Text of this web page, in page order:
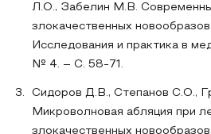
Л.О., Забелин М.В.
злокачественных
Исследования и практика в
№ 4. – С. 58-71.
Сидоров Д.В., Степанов С.О.,
Микроволновая абляция при
злокачественных